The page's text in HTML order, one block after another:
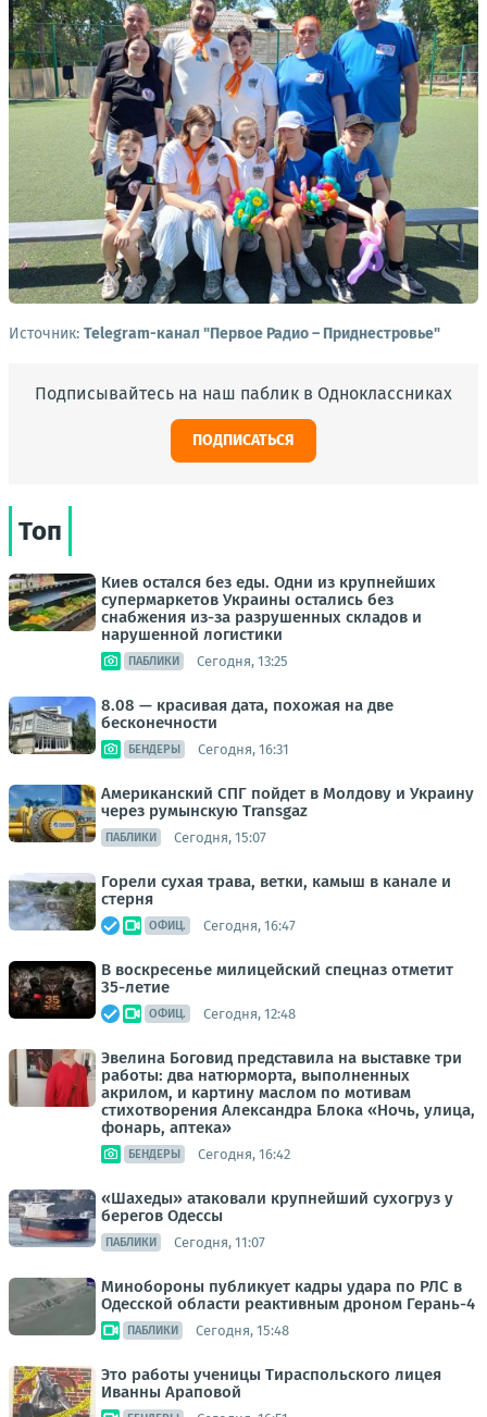
Источник: Telegram-канал "Первое Радио – Приднестровье"
Подписывайтесь на наш паблик в Одноклассниках
ПОДПИСАТЬСЯ
Топ
Киев остался без еды. Одни из крупнейших
супермаркетов Украины остались без
снабжения из-за разрушенных складов и
нарушенной логистики
ПАБЛИКИ Сегодня, 13:25
8.08 — красивая дата, похожая на две
бесконечности
БЕНДЕРЫ Сегодня, 16:31
Американский СПГ пойдет в Молдову и Украину
через румынскую Transgaz
ПАБЛИКИ Сегодня, 15:07
Горели сухая трава, ветки, камыш в канале и
стерня
ОФИЦ. Сегодня, 16:47
В воскресенье милицейский спецназ отметит
35-летие
ОФИЦ. Сегодня, 12:48
Эвелина Боговид представила на выставке три
работы: два натюрморта, выполненных
акрилом, и картину маслом по мотивам
стихотворения Александра Блока «Ночь, улица,
фонарь, аптека»
БЕНДЕРЫ Сегодня, 16:42
«Шахеды» атаковали крупнейший сухогруз у
берегов Одессы
ПАБЛИКИ Сегодня, 11:07
Минобороны публикует кадры удара по РЛС в
Одесской области реактивным дроном Герань-4
ПАБЛИКИ Сегодня, 15:48
Это работы ученицы Тираспольского лицея
Иванны Араповой